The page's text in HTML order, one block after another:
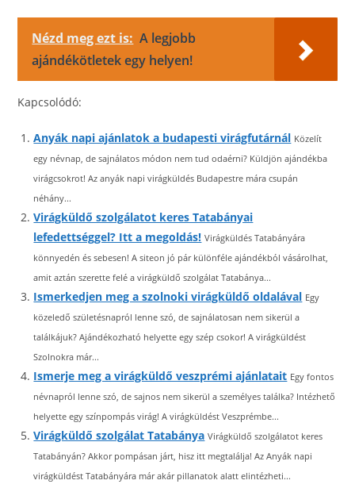
Nézd meg ezt is: A legjobb
ajándékötletek egy helyen!
Kapcsolódó:
Anyák napi ajánlatok a budapesti virágfutárnál Közelít
egy névnap, de sajnálatos módon nem tud odaérni? Küldjön ajándékba
virágcsokrot! Az anyák napi virágküldés Budapestre mára csupán
néhány...
Virágküldő szolgálatot keres Tatabányai
lefedettséggel? Itt a megoldás! Virágküldés Tatabányára
könnyedén és sebesen! A siteon jó pár különféle ajándékból vásárolhat,
amit aztán szerette felé a virágküldő szolgálat Tatabánya...
Ismerkedjen meg a szolnoki virágküldő oldalával Egy
közeledő születésnapról lenne szó, de sajnálatosan nem sikerül a
találkájuk? Ajándékozható helyette egy szép csokor! A virágküldést
Szolnokra már...
Ismerje meg a virágküldő veszprémi ajánlatait Egy fontos
névnapról lenne szó, de sajnos nem sikerül a személyes találka? Intézhető
helyette egy színpompás virág! A virágküldést Veszprémbe...
Virágküldő szolgálat Tatabánya Virágküldő szolgálatot keres
Tatabányán? Akkor pompásan járt, hisz itt megtalálja! Az Anyák napi
virágküldést Tatabányára már akár pillanatok alatt elintézheti...